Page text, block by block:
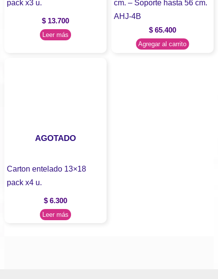
pack x3 u.
$ 13.700
Leer más
cm. – Soporte hasta 56 cm.
AHJ-4B
$65.400
Agregar al carrito
AGOTADO
Carton entelado 13×18
pack x4 u.
$ 6.300
Leer más